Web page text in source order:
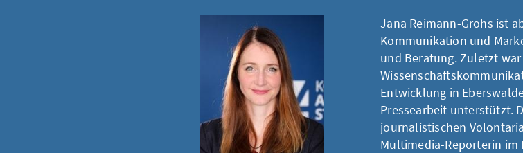
Jana Reimann-Grohs ist
Kommunikation und
und Beratung. Zuletzt
Entwicklung in
Pressearbeit unterstützt.
journalistischen
Multimedia-Reporterin im